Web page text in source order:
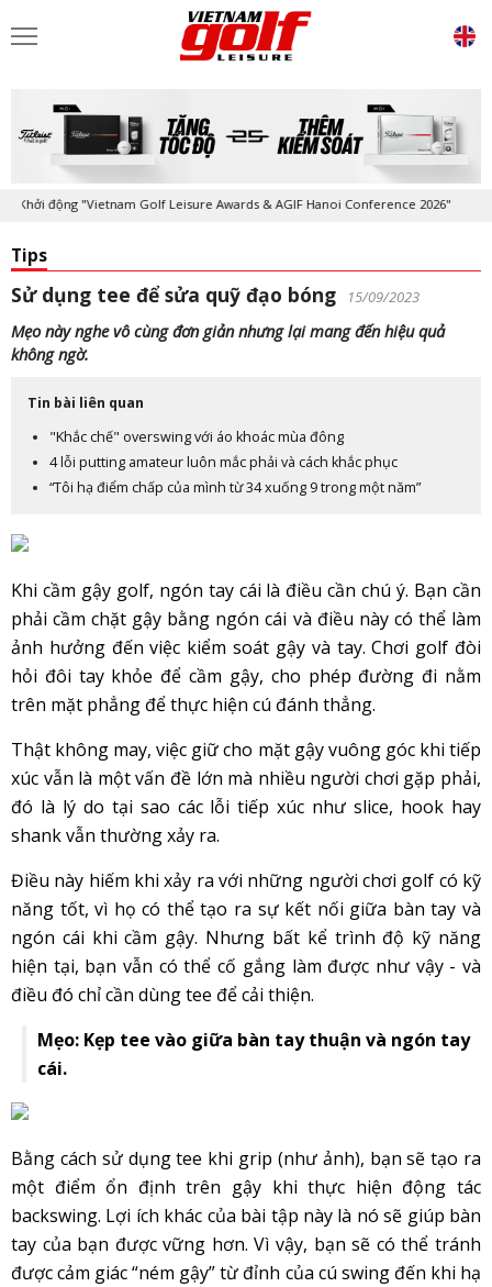
Khởi động "Vietnam Golf Leisure Awards & AGIF Hanoi Conference 2026"
Tips
Sử dụng tee để sửa quỹ đạo bóng 15/09/2023
Mẹo này nghe vô cùng đơn giản nhưng lại mang đến hiệu quả
không ngờ.
Tin bài liên quan
"Khắc chế" overswing với áo khoác mùa đông
4 lỗi putting amateur luôn mắc phải và cách khắc phục
“Tôi hạ điểm chấp của mình từ 34 xuống 9 trong một năm”
Khi cầm gậy golf, ngón tay cái là điều cần chú ý. Bạn cần
phải cầm chặt gậy bằng ngón cái và điều này có thể làm
ảnh hưởng đến việc kiểm soát gậy và tay. Chơi golf đòi
hỏi đôi tay khỏe để cầm gậy, cho phép đường đi nằm
trên mặt phẳng để thực hiện cú đánh thẳng.
Thật không may, việc giữ cho mặt gậy vuông góc khi tiếp
xúc vẫn là một vấn đề lớn mà nhiều người chơi gặp phải,
đó là lý do tại sao các lỗi tiếp xúc như slice, hook hay
shank vẫn thường xảy ra.
Điều này hiếm khi xảy ra với những người chơi golf có kỹ
năng tốt, vì họ có thể tạo ra sự kết nối giữa bàn tay và
ngón cái khi cầm gậy. Nhưng bất kể trình độ kỹ năng
hiện tại, bạn vẫn có thể cố gắng làm được như vậy - và
điều đó chỉ cần dùng tee để cải thiện.
Mẹo: Kẹp tee vào giữa bàn tay thuận và ngón tay
cái.
Bằng cách sử dụng tee khi grip (như ảnh), bạn sẽ tạo ra
một điểm ổn định trên gậy khi thực hiện động tác
backswing. Lợi ích khác của bài tập này là nó sẽ giúp bàn
tay của bạn được vững hơn. Vì vậy, bạn sẽ có thể tránh
được cảm giác “ném gậy” từ đỉnh của cú swing đến khi hạ